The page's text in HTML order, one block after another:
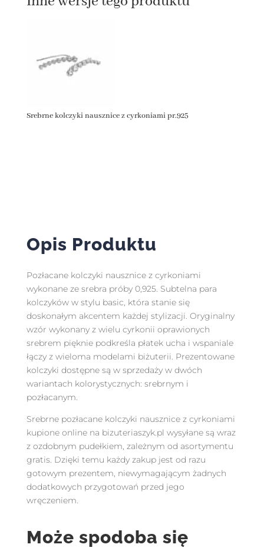
Srebrne kolczyki nausznice z cyrkoniami pr.925
Opis Produktu
Pozłacane kolczyki nausznice z cyrkoniami
wykonane ze srebra próby 0,925. Subtelna para
kolczyków w stylu basic, która stanie się
doskonałym akcentem każdej stylizacji. Oryginalny
wzór wykonany z wielu cyrkonii oprawionych
srebrem pięknie podkreśla płatek ucha i wspaniale
łączy z wieloma modelami biżuterii. Prezentowane
kolczyki dostępne są w sprzedaży w dwóch
wariantach kolorystycznych: srebrnym i
pozłacanym.
Srebrne pozłacane kolczyki nausznice z cyrkoniami
kupione online na bizuteriaszyk.pl wysyłane są wraz
z ozdobnym pudełkiem, zależnym od asortymentu
gratis. Dzięki temu każdy zakup jest od razu
gotowym prezentem, niewymagającym żadnych
dodatkowych przygotowań przed jego
wręczeniem.
Może spodoba się